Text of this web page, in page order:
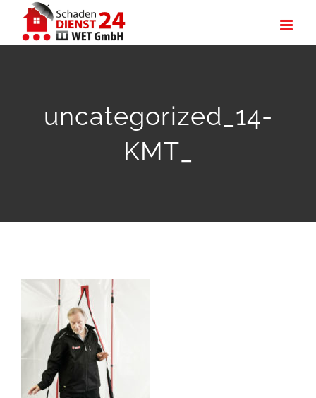
Inhalt
uncategorized_14-
KMT_